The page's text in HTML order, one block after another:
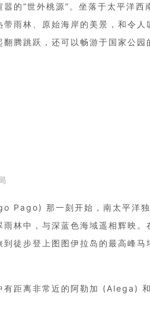
的“世外桃源”。坐落于太平洋西
雨林、原始海岸的美景，和令人
腾跳跃，还可以畅游于国家公园
Pago) 那一刻开始，南太平洋
林中，与深蓝色海域遥相辉映。
徒步登上图图伊拉岛的最高峰马
有距离非常近的阿勒加 (Alega)